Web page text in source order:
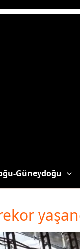
Güneydoğu